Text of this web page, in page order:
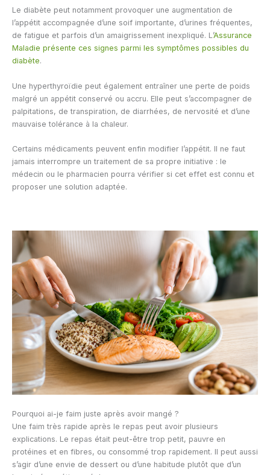
Le diabète peut notamment provoquer une augmentation de
l’appétit accompagnée d’une soif importante, d’urines fréquentes,
de fatigue et parfois d’un amaigrissement inexpliqué. L’Assurance
Maladie présente ces signes parmi les symptômes possibles du
diabète.
Une hyperthyroïdie peut également entraîner une perte de poids
malgré un appétit conservé ou accru. Elle peut s’accompagner de
palpitations, de transpiration, de diarrhées, de nervosité et d’une
mauvaise tolérance à la chaleur.
Certains médicaments peuvent enfin modifier l’appétit. Il ne faut
jamais interrompre un traitement de sa propre initiative : le
médecin ou le pharmacien pourra vérifier si cet effet est connu et
proposer une solution adaptée.
Pourquoi ai-je faim juste après avoir mangé ?
Une faim très rapide après le repas peut avoir plusieurs
explications. Le repas était peut-être trop petit, pauvre en
protéines et en fibres, ou consommé trop rapidement. Il peut aussi
s’agir d’une envie de dessert ou d’une habitude plutôt que d’un